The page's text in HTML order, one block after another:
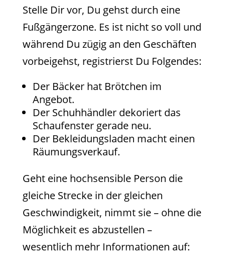
Stelle Dir vor, Du gehst durch eine
Fußgängerzone. Es ist nicht so voll und
während Du zügig an den Geschäften
vorbeigehst, registrierst Du Folgendes:
Der Bäcker hat Brötchen im
Angebot.
Der Schuhhändler dekoriert das
Schaufenster gerade neu.
Der Bekleidungsladen macht einen
Räumungsverkauf.
Geht eine hochsensible Person die
gleiche Strecke in der gleichen
Geschwindigkeit, nimmt sie – ohne die
Möglichkeit es abzustellen –
wesentlich mehr Informationen auf: